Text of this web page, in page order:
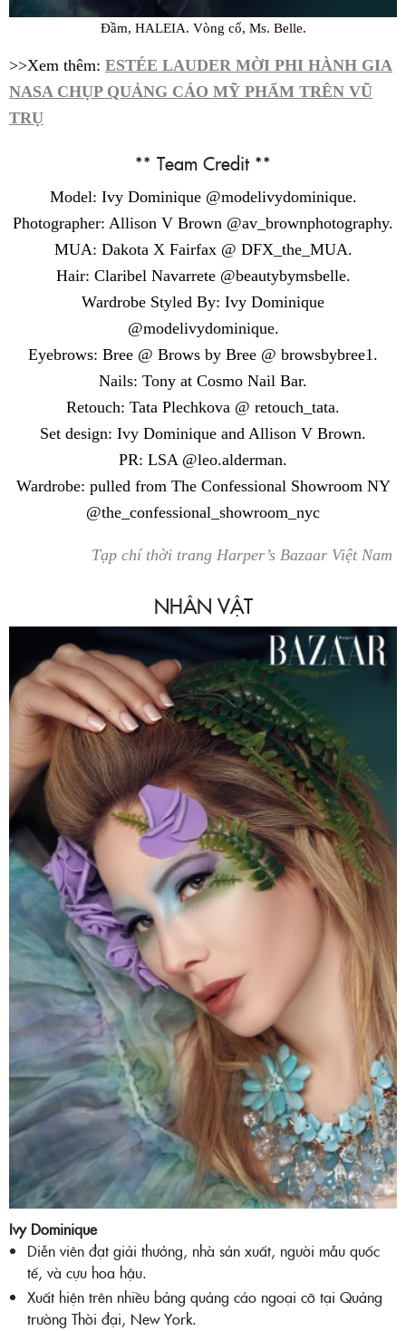
Đầm, HALEIA. Vòng cổ, Ms. Belle.
>>Xem thêm: ESTÉE LAUDER MỜI PHI HÀNH GIA
NASA CHỤP QUẢNG CÁO MỸ PHẨM TRÊN VŨ
TRỤ
** Team Credit **
Model: Ivy Dominique @modelivydominique.
Photographer: Allison V Brown @av_brownphotography.
MUA: Dakota X Fairfax @ DFX_the_MUA.
Hair: Claribel Navarrete @beautybymsbelle.
Wardrobe Styled By: Ivy Dominique
@modelivydominique.
Eyebrows: Bree @ Brows by Bree @ browsbybree1.
Nails: Tony at Cosmo Nail Bar.
Retouch: Tata Plechkova @ retouch_tata.
Set design: Ivy Dominique and Allison V Brown.
PR: LSA @leo.alderman.
Wardrobe: pulled from The Confessional Showroom NY
@the_confessional_showroom_nyc
Tạp chí thời trang Harper’s Bazaar Việt Nam
NHÂN VẬT
Ivy Dominique
Diễn viên đạt giải thưởng, nhà sản xuất, người mẫu quốc
tế, và cựu hoa hậu.
Xuất hiện trên nhiều bảng quảng cáo ngoại cỡ tại Quảng
trường Thời đại, New York.